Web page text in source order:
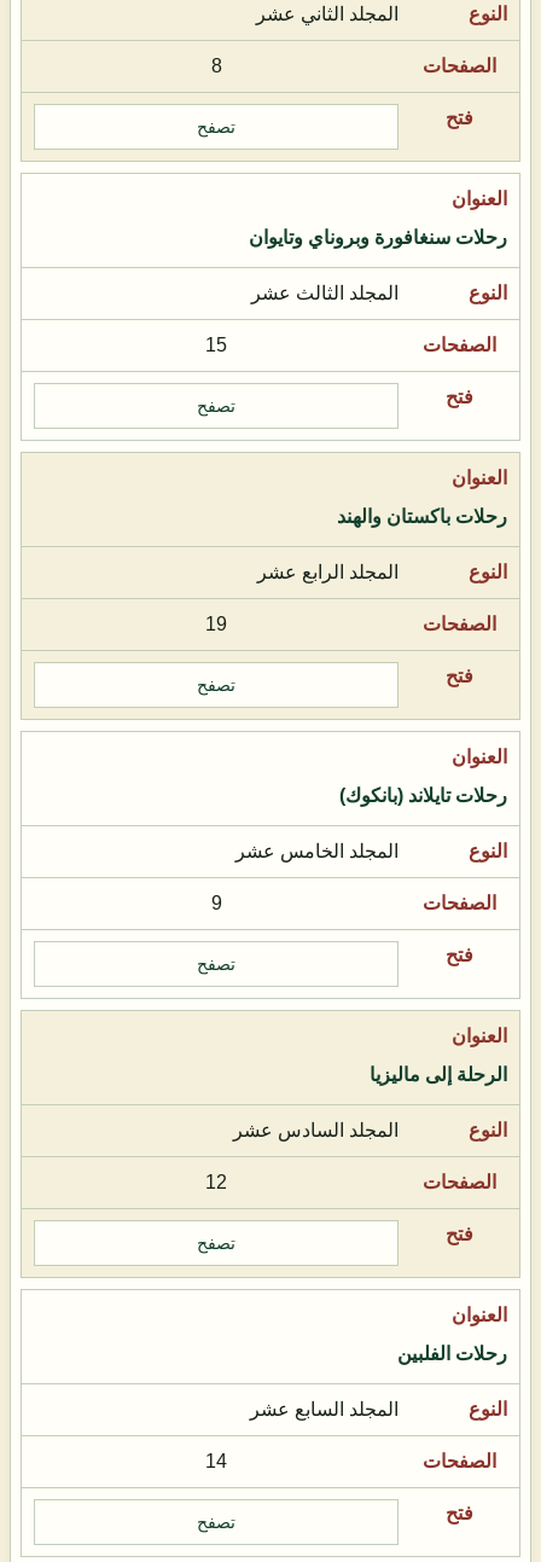
المجلد الثاني عشر
8
تصفح
رحلات سنغافورة وبروناي وتايوان
المجلد الثالث عشر
15
تصفح
رحلات باكستان والهند
المجلد الرابع عشر
19
تصفح
رحلات تايلاند (بانكوك)
المجلد الخامس عشر
9
تصفح
الرحلة إلى ماليزيا
المجلد السادس عشر
12
تصفح
رحلات الفلبين
المجلد السابع عشر
14
تصفح